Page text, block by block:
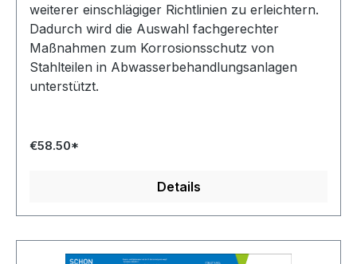
weiterer einschlägiger Richtlinien zu erleichtern.
Dadurch wird die Auswahl fachgerechter
Maßnahmen zum Korrosionsschutz von
Stahlteilen in Abwasserbehandlungsanlagen
unterstützt.
€58.50*
Details